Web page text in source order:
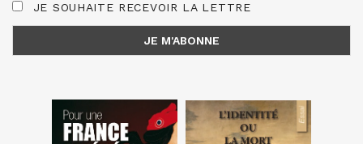
JE SOUHAITE RECEVOIR LA LETTRE